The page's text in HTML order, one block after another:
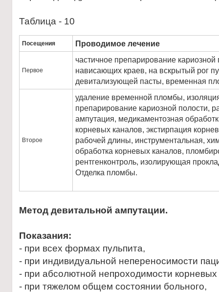
Таблица - 10
Посещения Проводимое лечение
Первое
частичное препарирование
нависающих краев, на вскрытый рог
девитализующей пасты, временная
Второе
удаление временной пломбы,
препарирование кариозной полости,
ампутация, медикаментозная
корневых каналов, экстирпация
рабочей длины, инструментальная,
обработка корневых каналов,
рентгенконтроль, изолирующая
Отделка пломбы.
Метод девитальной ампутации.
Показания:
- при всех формах пульпита,
- при индивидуальной непереносимости
- при абсолютной непроходимости корневых
- при тяжелом общем состоянии больного,